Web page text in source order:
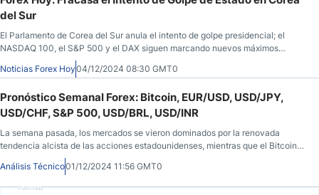
del Sur
El Parlamento de Corea del Sur anula el intento de golpe presidencial; el
NASDAQ 100, el S&P 500 y el DAX siguen marcando nuevos máximos
históricos; el Won coreano y el Yen japonés se estabilizan; el Aussie registra
mínimos de 4 meses tras los malos datos económicos.
Noticias Forex Hoy04/12/2024 08:30 GMT0
Pronóstico Semanal Forex: Bitcoin, EUR/USD, USD/JPY,
USD/CHF, S&P 500, USD/BRL, USD/INR
La semana pasada, los mercados se vieron dominados por la renovada
tendencia alcista de las acciones estadounidenses, mientras que el Bitcoin
no logró superar los $100.000 y el Dólar estadounidense registró un fuerte
retroceso bajista.
Análisis Técnico01/12/2024 11:56 GMT0
Publicidad